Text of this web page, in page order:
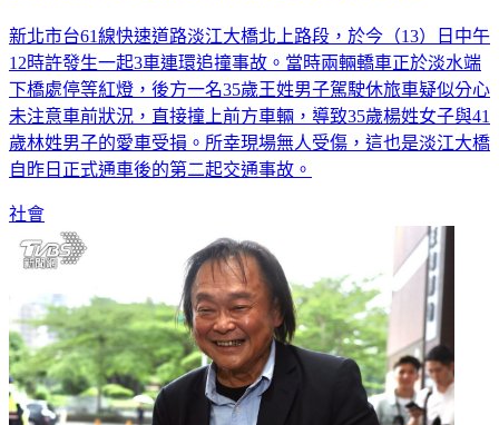
新北市台61線快速道路淡江大橋北上路段，於今（13）日中午
12時許發生一起3車連環追撞事故。當時兩輛轎車正於淡水端
下橋處停等紅燈，後方一名35歲王姓男子駕駛休旅車疑似分心
未注意車前狀況，直接撞上前方車輛，導致35歲楊姓女子與41
歲林姓男子的愛車受損。所幸現場無人受傷，這也是淡江大橋
自昨日正式通車後的第二起交通事故。
社會